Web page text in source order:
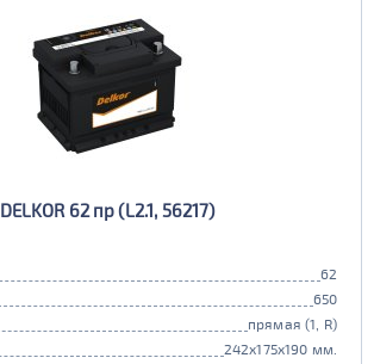
DELKOR 62 пр (L2.1, 56217)
62
650
прямая (1, R)
242x175x190 мм.